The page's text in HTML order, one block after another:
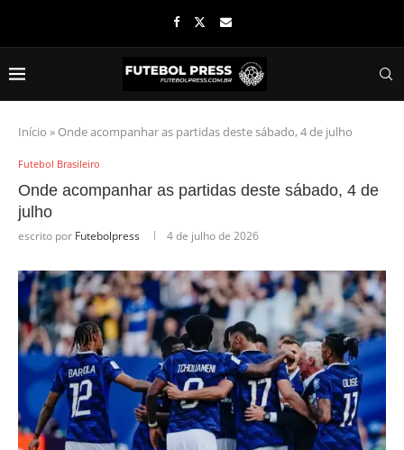
Início » Onde acompanhar as partidas deste sábado, 4 de julho
Futebol Brasileiro
Onde acompanhar as partidas deste sábado, 4 de
julho
escrito por Futebolpress 4 de julho de 2026